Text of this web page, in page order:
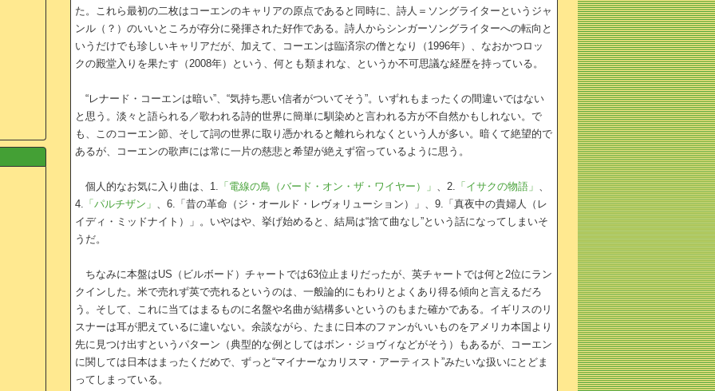
た。これら最初の二枚はコーエンのキャリアの原点であると同時に、詩人＝ソングライターというジャ
ンル（？）のいいところが存分に発揮された好作である。詩人からシンガーソングライターへの転向と
いうだけでも珍しいキャリアだが、加えて、コーエンは臨済宗の僧となり（1996年）、なおかつロッ
クの殿堂入りを果たす（2008年）という、何とも類まれな、というか不可思議な経歴を持っている。
“レナード・コーエンは暗い”、“気持ち悪い信者がついてそう”。いずれもまったくの間違いではない
と思う。淡々と語られる／歌われる詩的世界に簡単に馴染めと言われる方が不自然かもしれない。で
も、このコーエン節、そして詞の世界に取り憑かれると離れられなくという人が多い。暗くて絶望的で
あるが、コーエンの歌声には常に一片の慈悲と希望が絶えず宿っているように思う。
個人的なお気に入り曲は、1. 「電線の鳥（バード・オン・ザ・ワイヤー）」 、2. 「イサクの物語」 、
4. 「パルチザン」 、6.「昔の革命（ジ・オールド・レヴォリューション）」、9.「真夜中の貴婦人（レ
イディ・ミッドナイト）」。いやはや、挙げ始めると、結局は“捨て曲なし”という話になってしまいそ
うだ。
ちなみに本盤はUS（ビルボード）チャートでは63位止まりだったが、英チャートでは何と2位にラン
クインした。米で売れず英で売れるというのは、一般論的にもわりとよくあり得る傾向と言えるだろ
う。そして、これに当てはまるものに名盤や名曲が結構多いというのもまた確かである。イギリスのリ
スナーは耳が肥えているに違いない。余談ながら、たまに日本のファンがいいものをアメリカ本国より
先に見つけ出すというパターン（典型的な例としてはボン・ジョヴィなどがそう）もあるが、コーエン
に関しては日本はまったくだめで、ずっと“マイナーなカリスマ・アーティスト”みたいな扱いにとどま
ってしまっている。